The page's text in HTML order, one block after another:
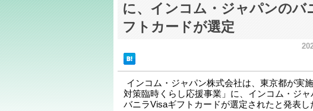
に、インコム・ジャパンのバ
フトカードが選定
インコム・ジャパン株式会社は、東京都が実
対策臨時くらし応援事業」に、インコム・ジャ
バニラVisaギフトカードが選定されたと発表し